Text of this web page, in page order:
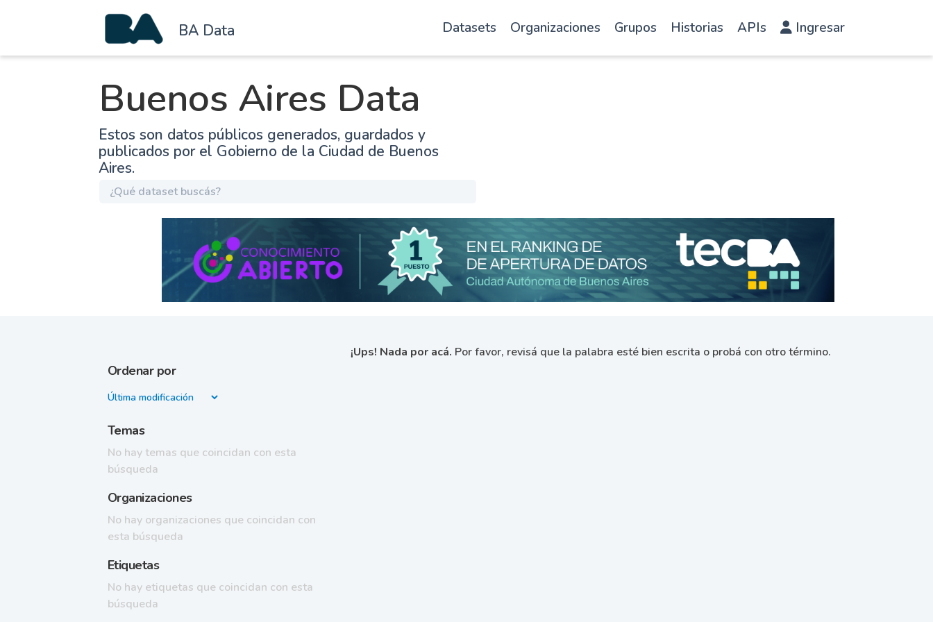
BA Data Datasets Organizaciones Grupos Historias APIs Ingresar
Buenos Aires Data
Estos son datos públicos generados, guardados y
publicados por el Gobierno de la Ciudad de Buenos
Aires.
Ordenar por
Temas
No hay temas que coincidan con esta
búsqueda
Organizaciones
No hay organizaciones que coincidan con
esta búsqueda
Etiquetas
No hay etiquetas que coincidan con esta
búsqueda
¡Ups! Nada por acá. Por favor, revisá que la palabra esté bien escrita o probá con otro término.